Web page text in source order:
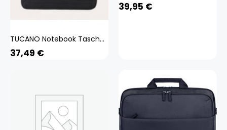
TUCANO Notebook Tasche 17.3 (BSTN17-BK)
37,49 €
39,95 €